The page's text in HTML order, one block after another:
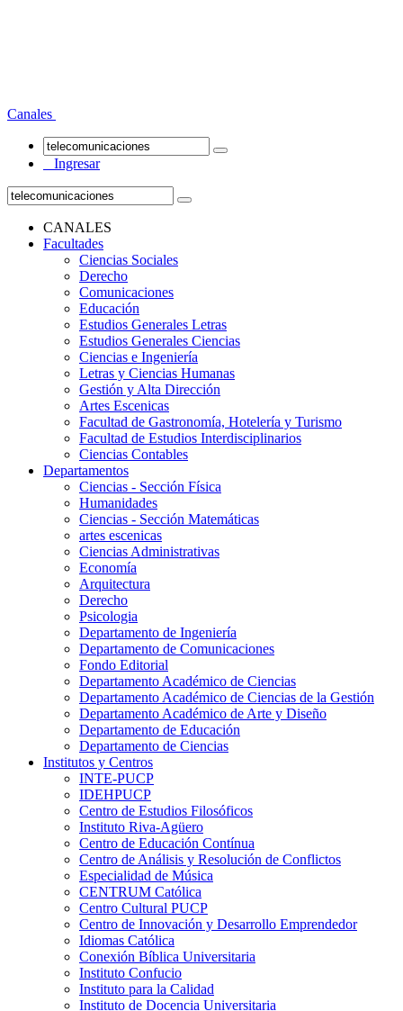
Canales
Ingresar
CANALES
Facultades
Ciencias Sociales
Derecho
Comunicaciones
Educación
Estudios Generales Letras
Estudios Generales Ciencias
Ciencias e Ingeniería
Letras y Ciencias Humanas
Gestión y Alta Dirección
Artes Escenicas
Facultad de Gastronomía, Hotelería y Turismo
Facultad de Estudios Interdisciplinarios
Ciencias Contables
Departamentos
Ciencias - Sección Física
Humanidades
Ciencias - Sección Matemáticas
artes escenicas
Ciencias Administrativas
Economía
Arquitectura
Derecho
Psicologia
Departamento de Ingeniería
Departamento de Comunicaciones
Fondo Editorial
Departamento Académico de Ciencias
Departamento Académico de Ciencias de la Gestión
Departamento Académico de Arte y Diseño
Departamento de Educación
Departamento de Ciencias
Institutos y Centros
INTE-PUCP
IDEHPUCP
Centro de Estudios Filosóficos
Instituto Riva-Agüero
Centro de Educación Contínua
Centro de Análisis y Resolución de Conflictos
Especialidad de Música
CENTRUM Católica
Centro Cultural PUCP
Centro de Innovación y Desarrollo Emprendedor
Idiomas Católica
Conexión Bíblica Universitaria
Instituto Confucio
Instituto para la Calidad
Instituto de Docencia Universitaria